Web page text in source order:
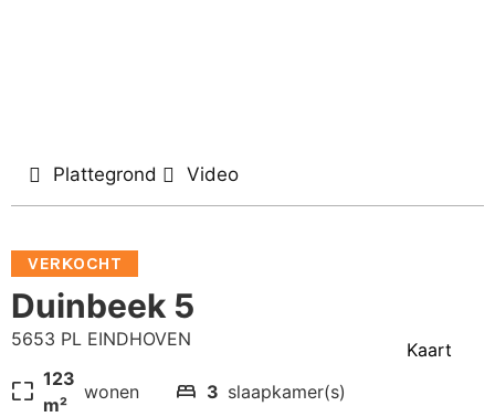
Plattegrond Video
VERKOCHT
Duinbeek 5
5653 PL EINDHOVEN
pageless 123
m²
wonen bed 3 slaapkamer(s)
Kaart